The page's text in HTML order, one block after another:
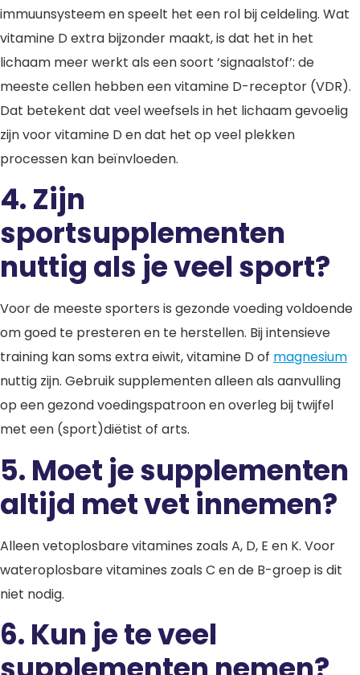
immuunsysteem en speelt het een rol bij celdeling. Wat
vitamine D extra bijzonder maakt, is dat het in het
lichaam meer werkt als een soort ‘signaalstof’: de
meeste cellen hebben een vitamine D-receptor (VDR).
Dat betekent dat veel weefsels in het lichaam gevoelig
zijn voor vitamine D en dat het op veel plekken
processen kan beïnvloeden.
4. Zijn
sportsupplementen
nuttig als je veel sport?
Voor de meeste sporters is gezonde voeding voldoende
om goed te presteren en te herstellen. Bij intensieve
training kan soms extra eiwit, vitamine D of magnesium
nuttig zijn. Gebruik supplementen alleen als aanvulling
op een gezond voedingspatroon en overleg bij twijfel
met een (sport)diëtist of arts.
5. Moet je supplementen
altijd met vet innemen?
Alleen vetoplosbare vitamines zoals A, D, E en K. Voor
wateroplosbare vitamines zoals C en de B-groep is dit
niet nodig.
6. Kun je te veel